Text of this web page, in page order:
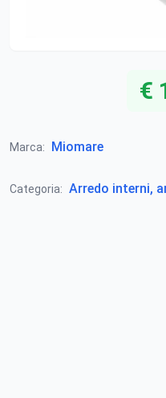
€
Marca: Miomare
Categoria: Arredo interni,